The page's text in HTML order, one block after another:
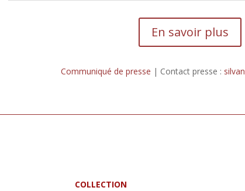
En savoir plus
Communiqué de presse | Contact presse :
COLLECTION